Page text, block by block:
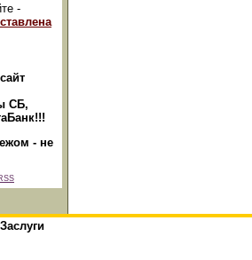
-
СБ,
- не